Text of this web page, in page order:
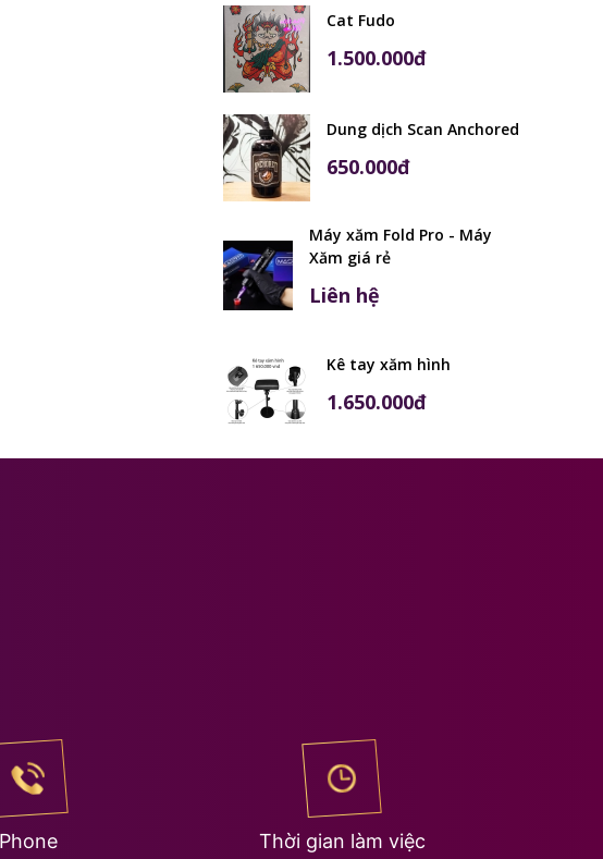
Cat Fudo
1.500.000đ
Dung dịch Scan Anchored
650.000đ
Máy xăm Fold Pro - Máy
Xăm giá rẻ
Liên hệ
Kê tay xăm hình
1.650.000đ
Phone Thời gian làm việc